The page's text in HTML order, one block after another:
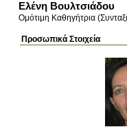
Ελένη Βουλτσιάδου
Ομότιμη Καθηγήτρια
Προσωπικά Στοιχεία